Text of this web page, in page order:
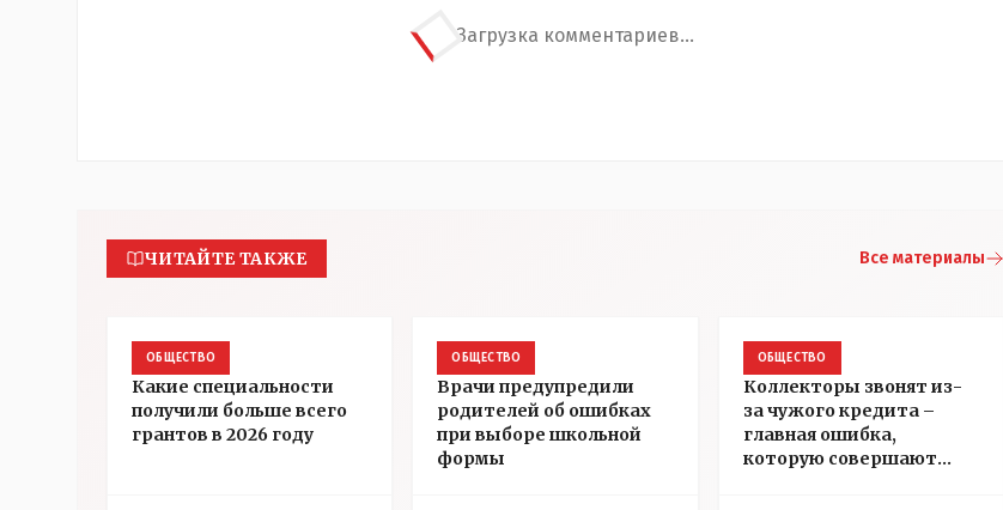
Загрузка комментариев...
ЧИТАЙТЕ ТАКЖЕ Все материалы
ОБЩЕСТВО
Какие специальности
получили больше всего
грантов в 2026 году
ОБЩЕСТВО
Врачи предупредили
родителей об ошибках
при выборе школьной
формы
ОБЩЕСТВО
Коллекторы звонят из-
за чужого кредита –
главная ошибка,
которую совершают